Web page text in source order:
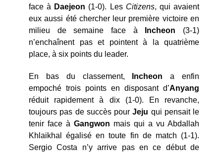
face à Daejeon (1-0). Les Citizens, qui avaient
eux aussi été chercher leur première victoire en
milieu de semaine face à
Incheon (3-1)
n’enchaînent pas et pointent à la quatrième
place, à six points du leader.
En bas du classement, Incheon a enfin
empoché trois points en disposant d’Anyang
réduit rapidement à dix (1-0). En revanche,
toujours pas de succès pourJeju qui pensait le
tenir face à Gangwon mais qui a vu Abdallah
Khlaikhal égalisé en toute fin de match (1-1).
Sergio Costa n’y arrive pas en ce début de